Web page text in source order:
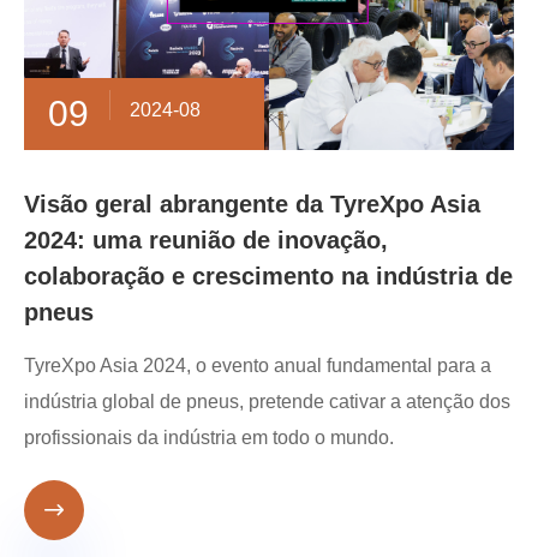
09 2024-08
Visão geral abrangente da TyreXpo Asia
2024: uma reunião de inovação,
colaboração e crescimento na indústria de
pneus
TyreXpo Asia 2024, o evento anual fundamental para a
indústria global de pneus, pretende cativar a atenção dos
profissionais da indústria em todo o mundo.
